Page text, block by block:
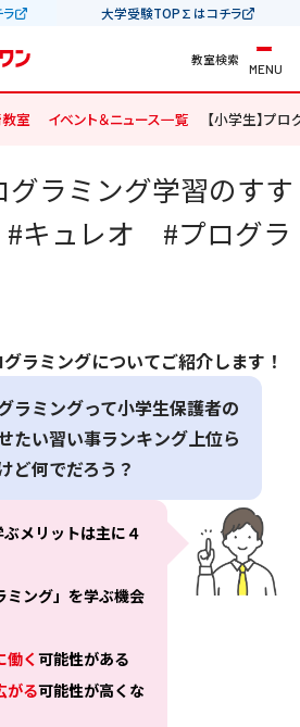
大学受験TOP∑はコチラ
教室検索
MENU
室 イベント＆ニュース一覧 【小学生】プ
グラミング学習のすす
キュレオ #プログラ
ラミングについてご紹介します！
ラミングって小学生保護者の
たい習い事ランキング上位ら
ど何でだろう？
メリットは主に４
ング」を学ぶ機会
働く可能性がある
がる可能性が高くな